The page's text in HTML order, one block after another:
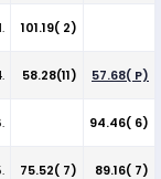
101.19( 2)
58.28(11) 57.68( P)
94.46( 6)
75.52( 7) 89.16( 7)